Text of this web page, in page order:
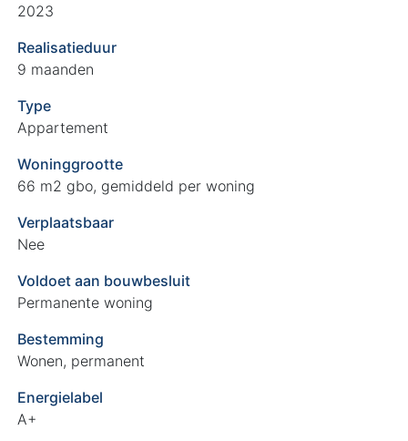
2023
Realisatieduur
9 maanden
Type
Appartement
Woninggrootte
66 m2 gbo, gemiddeld per woning
Verplaatsbaar
Nee
Voldoet aan bouwbesluit
Permanente woning
Bestemming
Wonen, permanent
Energielabel
A+